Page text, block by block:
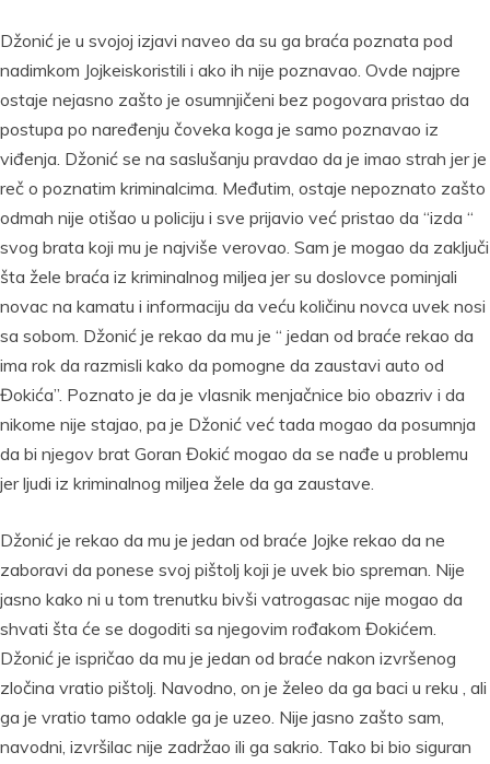
Džonić je u svojoj izjavi naveo da su ga braća poznata pod
nadimkom Jojkeiskoristili i ako ih nije poznavao. Ovde najpre
ostaje nejasno zašto je osumnjičeni bez pogovara pristao da
postupa po naređenju čoveka koga je samo poznavao iz
viđenja. Džonić se na saslušanju pravdao da je imao strah jer je
reč o poznatim kriminalcima. Međutim, ostaje nepoznato zašto
odmah nije otišao u policiju i sve prijavio već pristao da “izda “
svog brata koji mu je najviše verovao. Sam je mogao da zaključi
šta žele braća iz kriminalnog miljea jer su doslovce pominjali
novac na kamatu i informaciju da veću količinu novca uvek nosi
sa sobom. Džonić je rekao da mu je “ jedan od braće rekao da
ima rok da razmisli kako da pomogne da zaustavi auto od
Đokića”. Poznato je da je vlasnik menjačnice bio obazriv i da
nikome nije stajao, pa je Džonić već tada mogao da posumnja
da bi njegov brat Goran Đokić mogao da se nađe u problemu
jer ljudi iz kriminalnog miljea žele da ga zaustave.
Džonić je rekao da mu je jedan od braće Jojke rekao da ne
zaboravi da ponese svoj pištolj koji je uvek bio spreman. Nije
jasno kako ni u tom trenutku bivši vatrogasac nije mogao da
shvati šta će se dogoditi sa njegovim rođakom Đokićem.
Džonić je ispričao da mu je jedan od braće nakon izvršenog
zločina vratio pištolj. Navodno, on je želeo da ga baci u reku , ali
ga je vratio tamo odakle ga je uzeo. Nije jasno zašto sam,
navodni, izvršilac nije zadržao ili ga sakrio. Tako bi bio siguran